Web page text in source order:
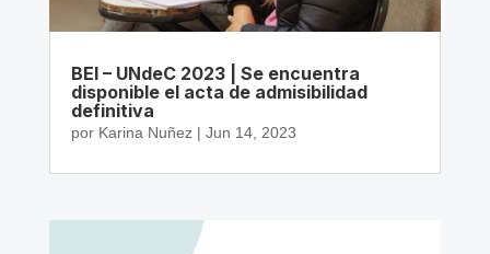
BEI – UNdeC 2023 | Se encuentra
disponible el acta de admisibilidad
definitiva
por Karina Nuñez| Jun 14, 2023